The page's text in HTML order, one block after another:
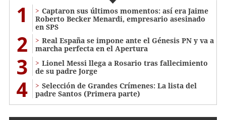
1
Captaron sus últimos momentos: así era Jaime
Roberto Becker Menardi​​​, empresario asesinado
en SPS
2
Real España se impone ante el Génesis PN y va a
marcha perfecta en el Apertura
3
Lionel Messi llega a Rosario tras fallecimiento
de su padre Jorge
4
Selección de Grandes Crímenes: La lista del
padre Santos (Primera parte)